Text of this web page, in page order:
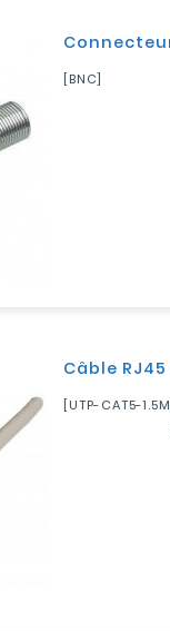
[BNC]
Câble RJ45
[UTP-CAT5-